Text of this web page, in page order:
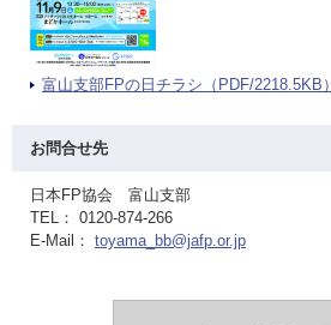
富山支部FPの日チラシ（PDF/2218.5KB）
お問合せ先
日本FP協会 富山支部
TEL： 0120-874-266
E-Mail： toyama_bb@jafp.or.jp